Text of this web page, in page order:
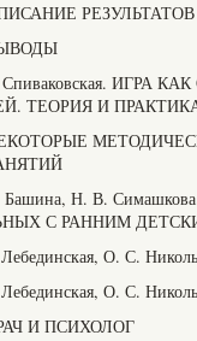
ИГРА
ТЕОРИЯ И
Н. В.
С РАННИМ
О. С.
О. С.
И ПСИХОЛОГ